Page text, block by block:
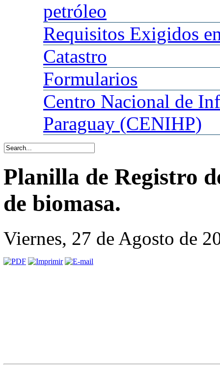
petróleo
Requisitos Exigidos
Catastro
Formularios
Centro Nacional de
Paraguay (CENIHP)
Planilla de Registro
de biomasa.
Viernes, 27 de Agosto de